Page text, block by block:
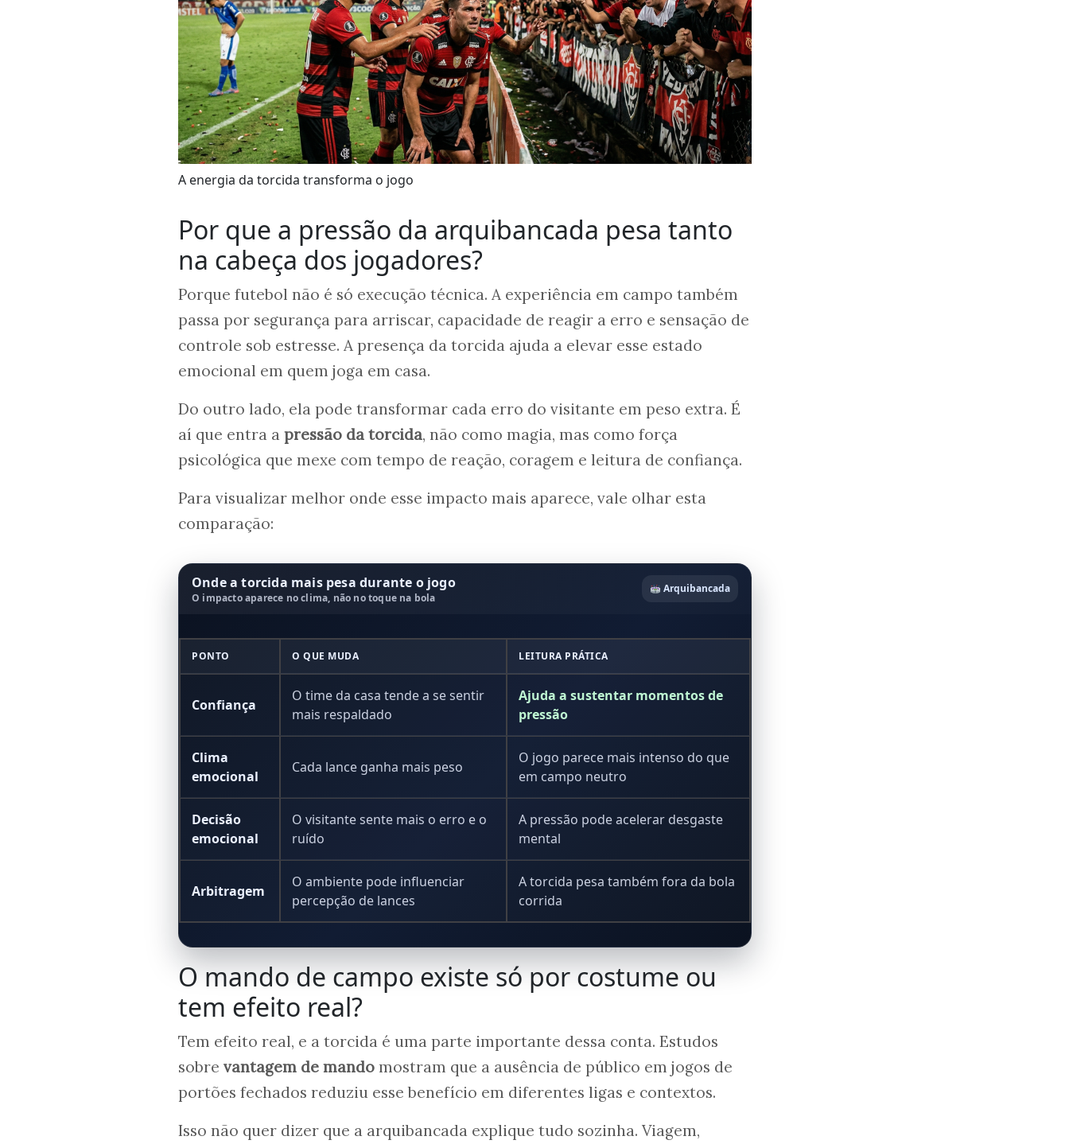
A energia da torcida transforma o jogo
Por que a pressão da arquibancada pesa tanto
na cabeça dos jogadores?
Porque futebol não é só execução técnica. A experiência em campo também
passa por segurança para arriscar, capacidade de reagir a erro e sensação de
controle sob estresse. A presença da torcida ajuda a elevar esse estado
emocional em quem joga em casa.
Do outro lado, ela pode transformar cada erro do visitante em peso extra. É
aí que entra a pressão da torcida, não como magia, mas como força
psicológica que mexe com tempo de reação, coragem e leitura de confiança.
Para visualizar melhor onde esse impacto mais aparece, vale olhar esta
comparação:
Onde a torcida mais pesa durante o jogo
O impacto aparece no clima, não no toque na bola
Arquibancada
PONTO O QUE MUDA LEITURA PRÁTICA
Confiança
O time da casa tende a se sentir
mais respaldado
Ajuda a sustentar momentos de
pressão
Clima
emocional
Cada lance ganha mais peso
O jogo parece mais intenso do que
em campo neutro
Decisão
emocional
O visitante sente mais o erro e o
ruído
A pressão pode acelerar desgaste
mental
Arbitragem
O ambiente pode influenciar
percepção de lances
A torcida pesa também fora da bola
corrida
O mando de campo existe só por costume ou
tem efeito real?
Tem efeito real, e a torcida é uma parte importante dessa conta. Estudos
sobre vantagem de mando mostram que a ausência de público em jogos de
portões fechados reduziu esse benefício em diferentes ligas e contextos.
Isso não quer dizer que a arquibancada explique tudo sozinha. Viagem,